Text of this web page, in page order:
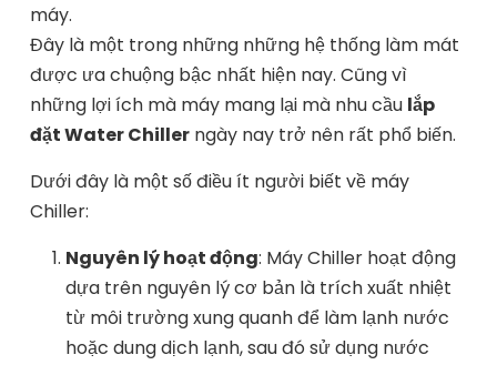
máy.
Đây là một trong những những hệ thống làm mát
được ưa chuộng bậc nhất hiện nay. Cũng vì
những lợi ích mà máy mang lại mà nhu cầu lắp
đặt Water Chiller ngày nay trở nên rất phổ biến.
Dưới đây là một số điều ít người biết về máy
Chiller:
Nguyên lý hoạt động: Máy Chiller hoạt động
dựa trên nguyên lý cơ bản là trích xuất nhiệt
từ môi trường xung quanh để làm lạnh nước
hoặc dung dịch lạnh, sau đó sử dụng nước